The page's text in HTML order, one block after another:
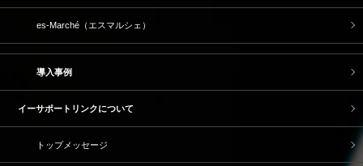
es-Marché（エスマルシェ）
導入事例
イーサポートリンクについて
トップメッセージ